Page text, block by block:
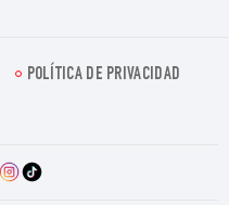
POLÍTICA DE PRIVACIDAD